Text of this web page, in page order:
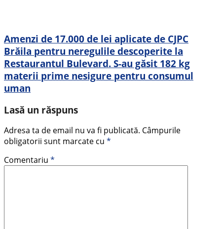
Amenzi de 17.000 de lei aplicate de CJPC
Brăila pentru neregulile descoperite la
Restaurantul Bulevard. S-au găsit 182 kg
materii prime nesigure pentru consumul
uman
Lasă un răspuns
Adresa ta de email nu va fi publicată. Câmpurile
obligatorii sunt marcate cu *
Comentariu *